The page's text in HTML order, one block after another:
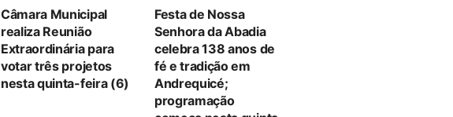
Câmara Municipal
realiza Reunião
Extraordinária para
votar três projetos
nesta quinta-feira (6)
Festa de Nossa
Senhora da Abadia
celebra 138 anos de
fé e tradição em
Andrequicé;
programação